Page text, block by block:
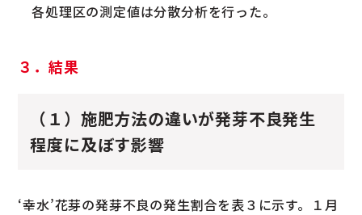
各処理区の測定値は分散分析を行った。
３．結果
（１）施肥方法の違いが発芽不良発生
程度に及ぼす影響
‘幸水’花芽の発芽不良の発生割合を表３に示す。１月